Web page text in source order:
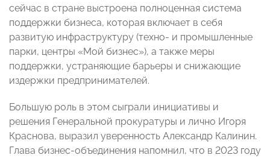
сейчас в стране выстроена полноценная система
поддержки бизнеса, которая включает в себя
развитую инфраструктуру (техно- и промышленные
парки, центры «Мой бизнес»), а также меры
поддержки, устраняющие барьеры и снижающие
издержки предпринимателей.
Большую роль в этом сыграли инициативы и
решения Генеральной прокуратуры и лично Игоря
Краснова, выразил уверенность Александр Калинин.
Глава бизнес-объединения напомнил, что в 2023 году